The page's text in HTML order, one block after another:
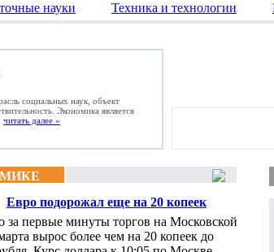
науки Техника и технологии
социальных наук, объект
Экономика является
читать далее »
Евро подорожал еще на 20 копеек
за первые минуты торгов на Московской
вырос более чем на 20 копеек до